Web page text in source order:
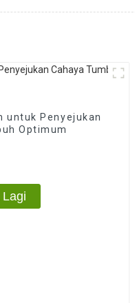
untuk Penyejukan
Optimum
Lagi